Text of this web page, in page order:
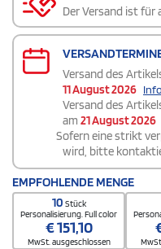
Der Versand ist für
Versand des
11 August 2026
Versand des
am 21 August 2026
Sofern eine strikt
wird, bitte
EMPFOHLENDE MENGE
10 Stück
Personalisierung. Full color
€151,10
MwSt. ausgeschlossen